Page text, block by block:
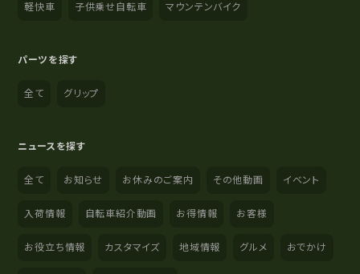
軽快車 子供乗せ自転車 マウンテンバイク
パーツを探す
全て グリップ
ニュースを探す
全て お知らせ お休みのご案内 その他動画 イベント
入荷情報 自転車紹介動画 お得情報 お客様
お役立ち情報 カスタマイズ 地域情報 グルメ おでかけ